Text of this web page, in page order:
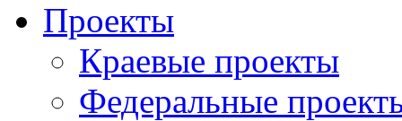
Проекты
Краевые проекты
Федеральные